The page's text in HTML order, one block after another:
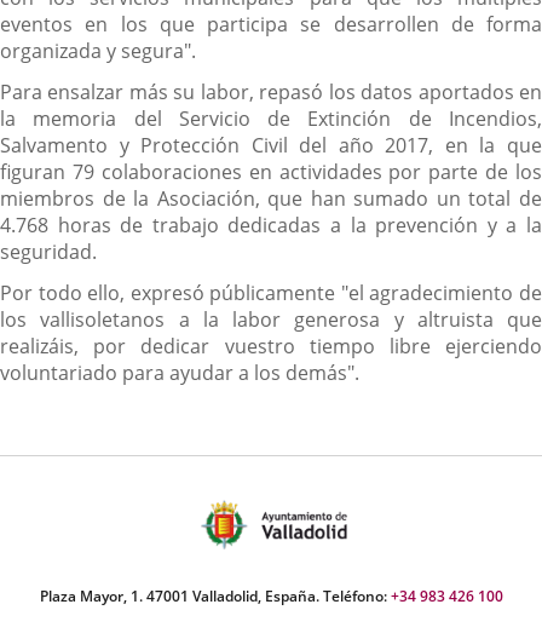
eventos en los que participa se desarrollen de forma
organizada y segura".
Para ensalzar más su labor, repasó los datos aportados en
la memoria del Servicio de Extinción de Incendios,
Salvamento y Protección Civil del año 2017, en la que
figuran 79 colaboraciones en actividades por parte de los
miembros de la Asociación, que han sumado un total de
4.768 horas de trabajo dedicadas a la prevención y a la
seguridad.
Por todo ello, expresó públicamente "el agradecimiento de
los vallisoletanos a la labor generosa y altruista que
realizáis, por dedicar vuestro tiempo libre ejerciendo
voluntariado para ayudar a los demás".
Plaza Mayor, 1. 47001 Valladolid, España. Teléfono:+34 983 426 100